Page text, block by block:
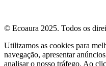
© Ecoaura 2025. Todos os
Utilizamos as cookies para
navegação, apresentar
analisar o nosso tráfego. Ao